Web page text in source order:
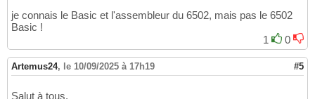
je connais le Basic et l'assembleur du 6502, mais pas le 6502
Basic !
1
0
Artemus24, le 10/09/2025 à 17h19 #5
Salut à tous.